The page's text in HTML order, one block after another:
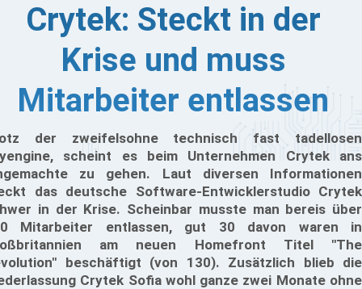
Crytek: Steckt in der
Krise und muss
Mitarbeiter entlassen
der zweifelsohne technisch fast tadellosen
scheint es beim Unternehmen Crytek ans
zu gehen. Laut diversen Informationen
das deutsche Software-Entwicklerstudio Crytek
in der Krise. Scheinbar musste man bereis über
Mitarbeiter entlassen, gut 30 davon waren in
am neuen Homefront Titel "The
beschäftigt (von 130). Zusätzlich blieb die
Crytek Sofia wohl ganze zwei Monate ohne